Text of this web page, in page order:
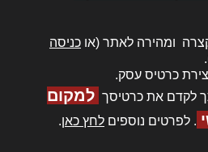
ומהירה לאתר (או כניסה
כרטיס עסק.
לקדם את כרטיסך למקום
. לפרטים נוספים לחץ כאן.